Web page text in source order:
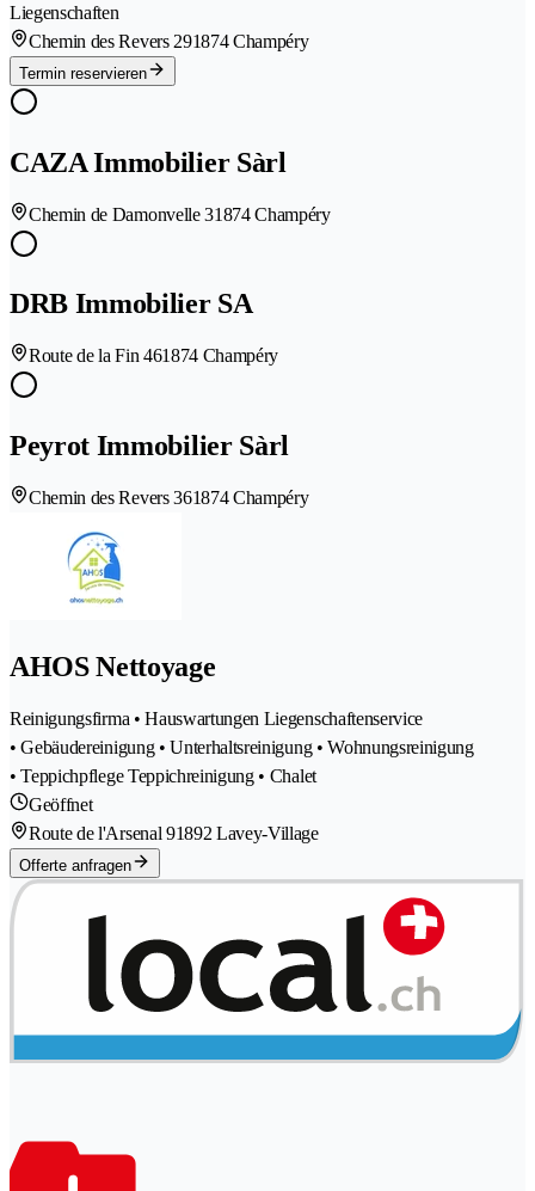
Liegenschaften
Chemin des Revers 291874 Champéry
Termin reservieren
CAZA Immobilier Sàrl
Chemin de Damonvelle 31874 Champéry
DRB Immobilier SA
Route de la Fin 461874 Champéry
Peyrot Immobilier Sàrl
Chemin des Revers 361874 Champéry
AHOS Nettoyage
Reinigungsfirma • Hauswartungen Liegenschaftenservice
• Gebäudereinigung • Unterhaltsreinigung • Wohnungsreinigung
• Teppichpflege Teppichreinigung • Chalet
Geöffnet
Route de l'Arsenal 91892 Lavey-Village
Offerte anfragen